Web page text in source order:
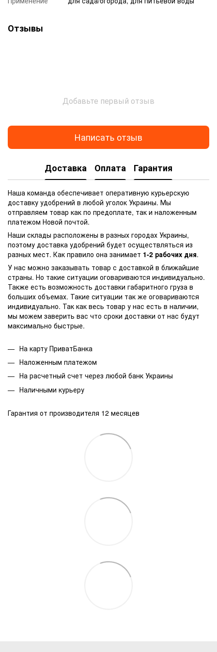
Отзывы
Добавьте первый отзыв
Написать отзыв
Доставка Оплата Гарантия
Наша команда обеспечивает оперативную курьерскую
доставку удобрений в любой уголок Украины. Мы
отправляем товар как по предоплате, так и наложенным
платежом Новой почтой.
Наши склады расположены в разных городах Украины,
поэтому доставка удобрений будет осуществляться из
разных мест. Как правило она занимает 1-2 рабочих дня.
У нас можно заказывать товар с доставкой в ближайшие
страны. Но такие ситуации оговариваются индивидуально.
Также есть возможность доставки габаритного груза в
больших объемах. Такие ситуации так же оговариваются
индивидуально. Так как весь товар у нас есть в наличии,
мы можем заверить вас что сроки доставки от нас будут
максимально быстрые.
На карту ПриватБанка
Наложенным платежом
На расчетный счет через любой банк Украины
Наличными курьеру
Гарантия от производителя 12 месяцев